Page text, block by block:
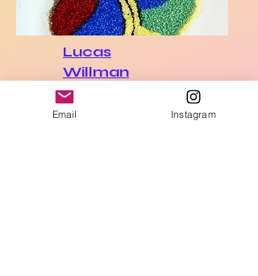
Lucas
Willman
Email Instagram